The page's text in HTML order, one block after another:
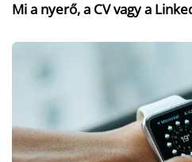
Mi a nyerő, a CV vagy a